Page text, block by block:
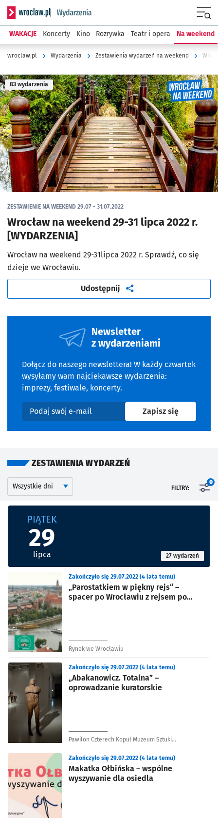
Serwis informacyjny wroclaw.pl podserwis: Wydarzenia
WAKACJE Koncerty Kino Rozrywka Teatr i opera Na weekend
wroclaw.pl Wydarzenia Zestawienia wydarzeń na weekend
ZESTAWIENIE NA WEEKEND 29.07 - 31.07.2022
Wrocław na weekend 29-31 lipca 2022 r.
[WYDARZENIA]
83 wydarzenia
Wrocław na weekend 29-31lipca 2022 r. Sprawdź, co się
dzieje we Wrocławiu.
Udostępnij artykuł
Newsletter
z wydarzeniami
Dołącz do naszego newslettera! W każdy czwartek
wysyłamy wam najciekawsze wydarzenia:
imprezy, festiwale, koncerty.
Podaj swój e-mail
Zapisz sięna
ZESTAWIENIA WYDARZEŃ
Kalendarium
Wyszukaj wydarzenia po dniu
FILTRY:
0
Znalezione wydarzenia
PIĄTEK
29
lipca 27 wydarzeń
„Parostatkiem w piękny rejs“ –
spacer po Wrocławiu z rejsem po
Zakończyło się 29.07.2022 (4 lata temu)
Rynek we Wrocławiu
„Abakanowicz. Totalna” –
oprowadzanie kuratorskie
Zakończyło się 29.07.2022 (4 lata temu)
Pawilon Czterech Kopuł Muzeum Sztuki
Makatka Ołbińska – wspólne
wyszywanie dla osiedla
Zakończyło się 29.07.2022 (4 lata temu)